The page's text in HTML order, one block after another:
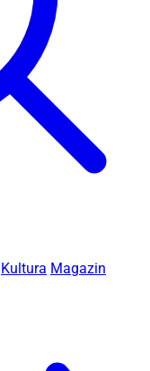
Kultura Magazin